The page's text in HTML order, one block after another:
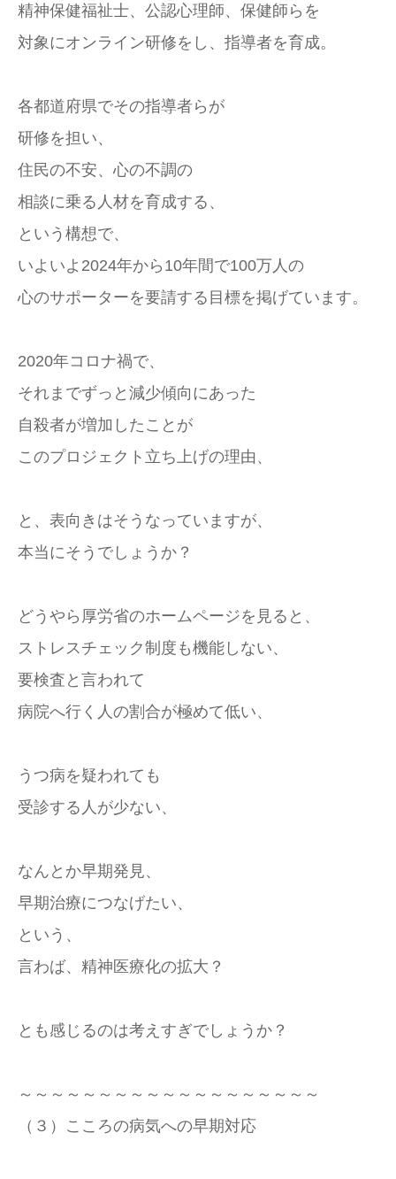
精神保健福祉士、公認心理師、保健師らを
対象にオンライン研修をし、指導者を育成。
各都道府県でその指導者らが
研修を担い、
住民の不安、心の不調の
相談に乗る人材を育成する、
という構想で、
いよいよ2024年から10年間で100万人の
心のサポーターを要請する目標を掲げています。
2020年コロナ禍で、
それまでずっと減少傾向にあった
自殺者が増加したことが
このプロジェクト立ち上げの理由、
と、表向きはそうなっていますが、
本当にそうでしょうか？
どうやら厚労省のホームページを見ると、
ストレスチェック制度も機能しない、
要検査と言われて
病院へ行く人の割合が極めて低い、
うつ病を疑われても
受診する人が少ない、
なんとか早期発見、
早期治療につなげたい、
という、
言わば、精神医療化の拡大？
とも感じるのは考えすぎでしょうか？
～～～～～～～～～～～～～～～～～～～
（３）こころの病気への早期対応